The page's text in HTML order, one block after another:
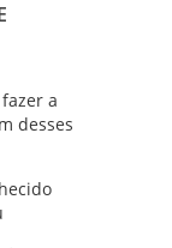
a
desses